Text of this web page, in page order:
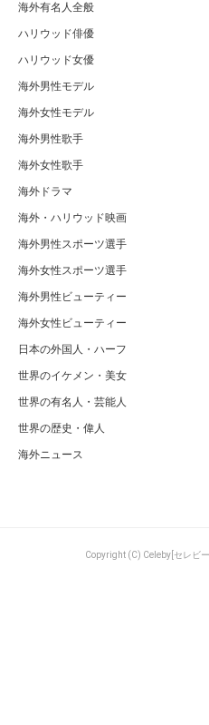
海外有名人全般
ハリウッド俳優
ハリウッド女優
海外男性モデル
海外女性モデル
海外男性歌手
海外女性歌手
海外ドラマ
海外・ハリウッド映画
海外男性スポーツ選手
海外女性スポーツ選手
海外男性ビューティー
海外女性ビューティー
日本の外国人・ハーフ
世界のイケメン・美女
世界の有名人・芸能人
世界の歴史・偉人
海外ニュース
Copyright (C) Celeby[セレビ